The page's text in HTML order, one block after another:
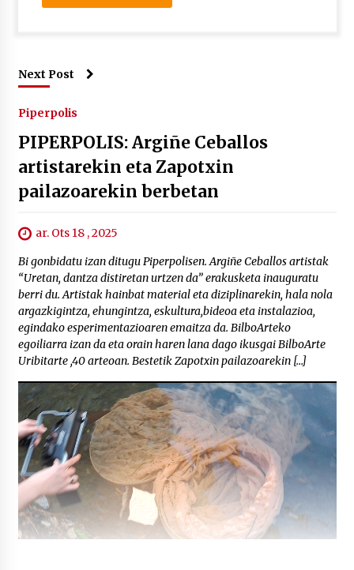
Next Post
Piperpolis
PIPERPOLIS: Argiñe Ceballos
artistarekin eta Zapotxin
pailazoarekin berbetan
ar. Ots 18 , 2025
Bi gonbidatu izan ditugu Piperpolisen. Argiñe Ceballos artistak
“Uretan, dantza distiretan urtzen da” erakusketa inauguratu
berri du. Artistak hainbat material eta diziplinarekin, hala nola
argazkigintza, ehungintza, eskultura,bideoa eta instalazioa,
egindako esperimentazioaren emaitza da. BilboArteko
egoiliarra izan da eta orain haren lana dago ikusgai BilboArte
Uribitarte ,40 arteoan. Bestetik Zapotxin pailazoarekin […]